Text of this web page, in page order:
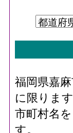
福岡県嘉
に限ります
市町村名
す。